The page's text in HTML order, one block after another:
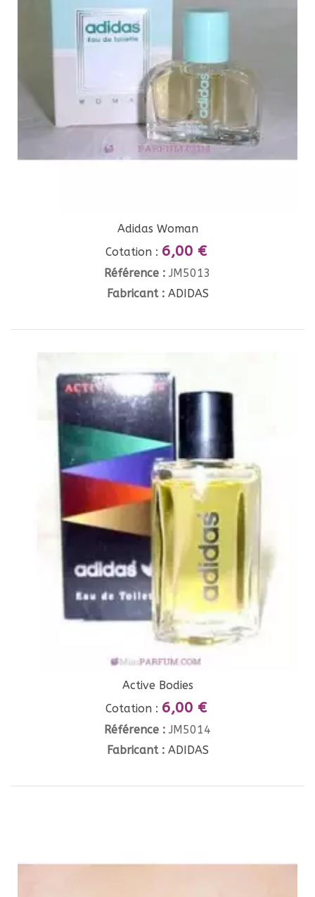
Adidas Woman
Cotation : 6,00 €
Référence : JM5013
Fabricant : ADIDAS
Active Bodies
Cotation : 6,00 €
Référence : JM5014
Fabricant : ADIDAS